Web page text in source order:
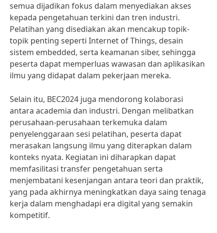
semua dijadikan fokus dalam menyediakan akses
kepada pengetahuan terkini dan tren industri.
Pelatihan yang disediakan akan mencakup topik-
topik penting seperti Internet of Things, desain
sistem embedded, serta keamanan siber, sehingga
peserta dapat memperluas wawasan dan aplikasikan
ilmu yang didapat dalam pekerjaan mereka.
Selain itu, BEC2024 juga mendorong kolaborasi
antara academia dan industri. Dengan melibatkan
perusahaan-perusahaan terkemuka dalam
penyelenggaraan sesi pelatihan, peserta dapat
merasakan langsung ilmu yang diterapkan dalam
konteks nyata. Kegiatan ini diharapkan dapat
memfasilitasi transfer pengetahuan serta
menjembatani kesenjangan antara teori dan praktik,
yang pada akhirnya meningkatkan daya saing tenaga
kerja dalam menghadapi era digital yang semakin
kompetitif.